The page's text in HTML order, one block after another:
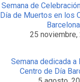
Semana de
Día de Muertos en los
Barcelona
25 noviembre,
Semana dedicada a
Centro de Día